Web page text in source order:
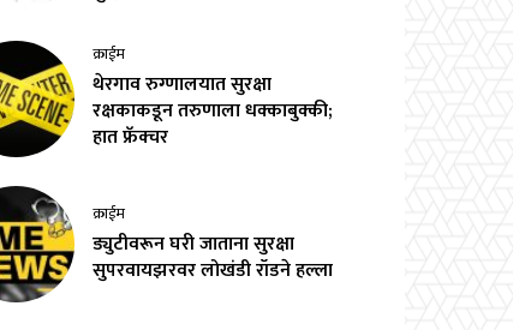
क्राईम
थेरगाव रुग्णालयात सुरक्षा
रक्षकाकडून तरुणाला धक्काबुक्की;
हात फ्रॅक्चर
क्राईम
ड्युटीवरून घरी जाताना सुरक्षा
सुपरवायझरवर लोखंडी रॉडने हल्ला